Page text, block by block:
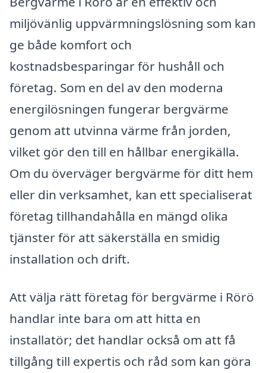
miljövänlig uppvärmningslösning som kan
ge både komfort och
kostnadsbesparingar för hushåll och
företag. Som en del av den moderna
energilösningen fungerar bergvärme
genom att utvinna värme från jorden,
vilket gör den till en hållbar energikälla.
Om du överväger bergvärme för ditt hem
eller din verksamhet, kan ett specialiserat
företag tillhandahålla en mängd olika
tjänster för att säkerställa en smidig
installation och drift.
Att välja rätt företag för bergvärme i Rörö
handlar inte bara om att hitta en
installatör; det handlar också om att få
tillgång till expertis och råd som kan göra